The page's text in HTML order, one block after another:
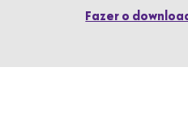
Fazer o